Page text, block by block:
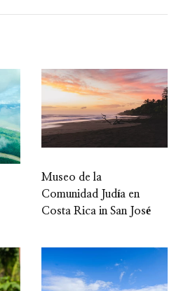
Museo de la
Comunidad Judía en
Costa Rica in San José